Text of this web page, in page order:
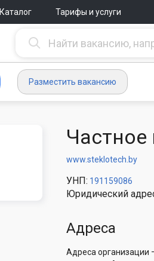
Каталог Тарифы и услуги
Разместить вакансию
Частное
www.steklotech.by
УНП: 191159086
Юридический
Адреса
Адреса организации